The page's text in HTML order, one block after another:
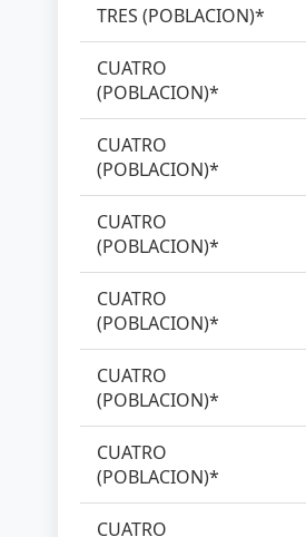
TRES (POBLACION)*
CUATRO
(POBLACION)*
CUATRO
(POBLACION)*
CUATRO
(POBLACION)*
CUATRO
(POBLACION)*
CUATRO
(POBLACION)*
CUATRO
(POBLACION)*
CUATRO